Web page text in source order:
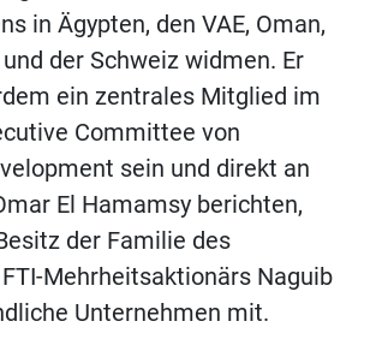
in Ägypten, den VAE, Oman,
der Schweiz widmen. Er
ein zentrales Mitglied im
Committee von
sein und direkt an
El Hamamsy berichten,
der Familie des
Mehrheitsaktionärs Naguib
Unternehmen mit.